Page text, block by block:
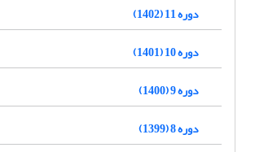
دوره 11 (1402)
دوره 10 (1401)
دوره 9 (1400)
دوره 8 (1399)